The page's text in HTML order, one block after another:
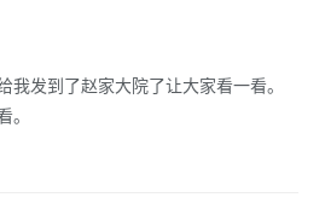
我发到了赵家大院了让大家看一看。
。